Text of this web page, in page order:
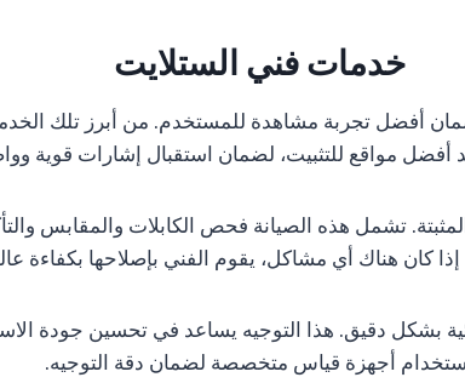
خدمات فني الستلايت
أفضل تجربة مشاهدة للمستخدم. من أبرز تلك
أفضل مواقع للتثبيت، لضمان استقبال إشارات قوية
تشمل هذه الصيانة فحص الكابلات والمقابس
كان هناك أي مشاكل، يقوم الفني بإصلاحها بكفاءة
بشكل دقيق. هذا التوجيه يساعد في تحسين جودة
أجهزة قياس متخصصة لضمان دقة التوجيه.